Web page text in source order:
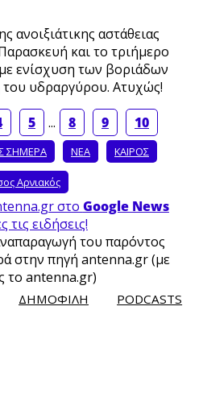
ανοιξιάτικης αστάθειας
και το τριήμερο
ενίσχυση των βοριάδων
υδραργύρου. Ατυχώς!
5 ... 8 9 10
ΣΗΜΕΡΑ ΝΕΑ ΚΑΙΡΟΣ
Αρνιακός
στο Google News
τις ειδήσεις!
του παρόντος
στην πηγή antenna.gr (με
το antenna.gr)
ΔΗΜΟΦΙΛH PODCASTS